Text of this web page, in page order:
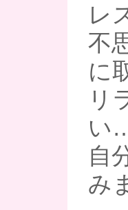
レ
不
に
リ
い
自
み